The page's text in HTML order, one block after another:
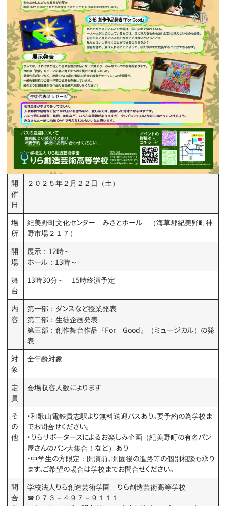
開
催
日
２０２５年２月２２日（土）
場
所
紀美野町文化センター みさとホール （海草郡紀美野町神
野市場２１７）
開
場
展示：12時～
ホール：13時～
舞
台
13時30分～ 15時終演予定
内
容
第一部：ダンスなど授業発表
第二部：生徒企画発表
第三部：創作舞台作品『For Good』（ミュージカル）の発
表
対
象
全年齢対象
定
員
会場収容人数によります
そ
の
他
・和歌山電鉄貴志駅より無料送迎バスあり。要予約の為学校ま
でお問合せください。
・りらサポーターズによるお楽しみ企画（紀美野町の有名パン
屋さんのパン大集合！など）あり
・中学生の方限定：開演前、開園後の進路等の個別相談も承り
ます。ご希望の場合は学校までお問合せください。
問
合
学校法人りら創造芸術学園 りら創造芸術高等学校
☎０７３－４９７－９１１１